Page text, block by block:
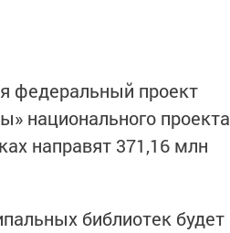
федеральный проект
национального проекта
направят 371,16 млн
библиотек будет